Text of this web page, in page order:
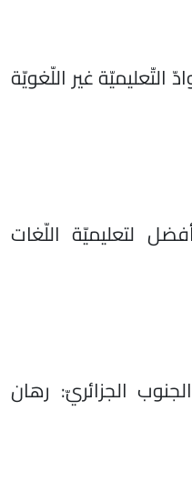
غير اللّغويّة
لتعليميّة اللّغات
الجزائريّ: رهان